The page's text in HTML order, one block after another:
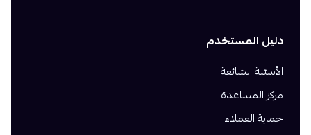
دليل المستخدم
الأسئلة الشائعة
مركز المساعدة
حماية العملاء